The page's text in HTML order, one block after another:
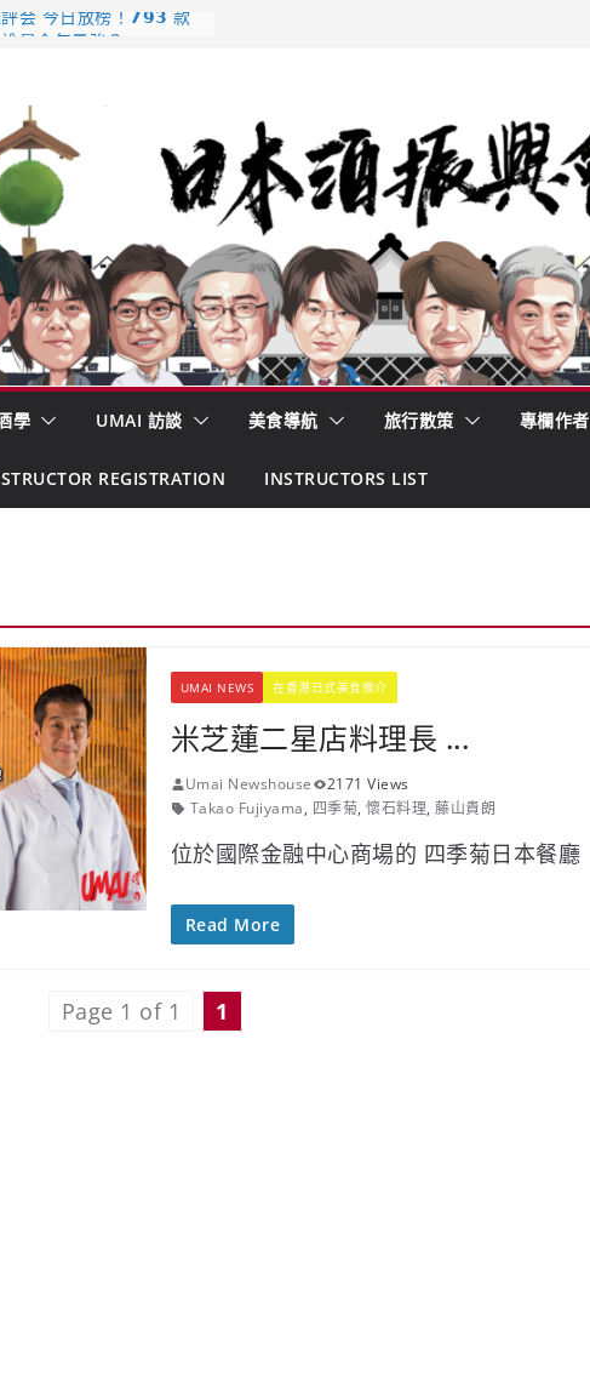
会 今日放榜！𝟳𝟵𝟯 款
上市背後的密碼
：口說上手 – 山形純米大
與傳承 ～ くどき上手
理標示 (GI) 認定一覽表
學 UMAI 訪談 美食導航 旅行散策 專欄作者
REGISTRATION INSTRUCTORS LIST
UMAI NEWS 在香港日式美食推介
米芝蓮二星店料理長 ...
Umai Newshouse
2171 Views
Takao Fujiyama, 四季菊,懷石料理,藤山貴朗
位於國際金融中心商場的 四季菊日本餐廳
Read More
Page 1 of 1 1